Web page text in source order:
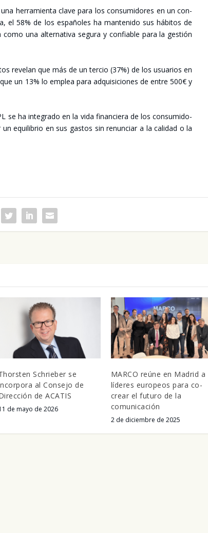
herra­mien­ta cla­ve para los con­su­mi­do­res en un con­
el 58% de los espa­ño­les ha man­te­ni­do sus hábi­tos de
una alter­na­ti­va segu­ra y con­fia­ble para la ges­tión
reve­lan que más de un ter­cio (37%) de los usua­rios en
un 13% lo emplea para adqui­si­cio­nes de entre 500€ y
se ha inte­gra­do en la vida finan­cie­ra de los con­su­mi­do­
equi­li­brio en sus gas­tos sin renun­ciar a la cali­dad o la
Schrieber se
al Consejo de
de ACATIS
de mayo de 2026
MARCO reúne en Madrid a
líderes europeos para co-
crear el futuro de la
comunicación
2 de diciembre de 2025